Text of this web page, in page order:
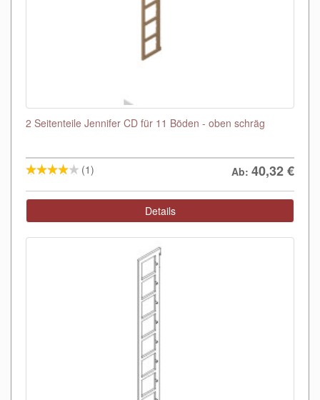
2 Seitenteile Jennifer CD für 11 Böden - oben schräg
(1) Ab: 40,32€
Details